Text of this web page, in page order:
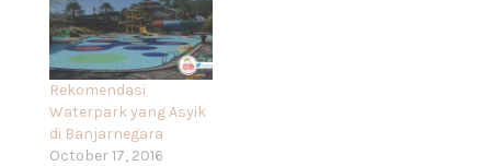
Rekomendasi
Waterpark yang Asyik
di Banjarnegara
October 17, 2016